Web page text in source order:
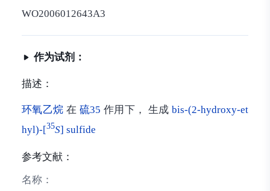
WO2006012643A3
作为试剂：
描述：
环氧乙烷 在 硫35 作用下， 生成bis-(2-hydroxy-et
hyl)-[35S] sulfide
参考文献：
名称：